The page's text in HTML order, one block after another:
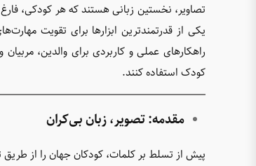
تصاویر، نخستین زبانی هستند که هر کودکی،
یکی از قدرتمندترین ابزارها برای تقویت
راهکارهای عملی و کاربردی برای والدین،
کودک استفاده کنند.
مقدمه: تصویر، زبان بی‌کران
پیش از تسلط بر کلمات، کودکان جهان را از